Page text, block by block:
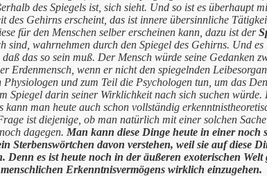
des Spiegels ist, sich sieht. Und so ist es überhaupt
des Gehirns erscheint, das ist innere übersinnliche
für den Menschen selber erscheinen kann, dazu ist der
sind, wahrnehmen durch den Spiegel des Gehirns. Und
das so sein muß. Der Mensch würde seine Gedanken
Erdenmensch, wenn er nicht den spiegelnden
und zum Teil die Psychologen tun, um das
Spiegel darin seiner Wirklichkeit nach sich suchen würde.
man heute auch schon vollständig
ist diejenige, ob man natürlich mit einer solchen
dagegen. Man kann diese Dinge heute in einer noch
Sterbenswörtchen davon verstehen, weil sie auf diese
es ist heute noch in der äußeren exoterischen
Erkenntnisvermögens wirklich einzugehen.